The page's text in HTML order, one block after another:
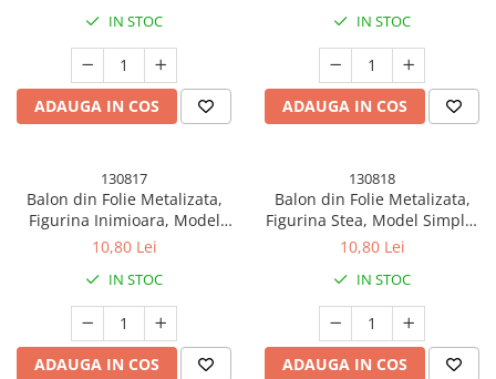
Inclus, Umflare cu Aer sau
Heliu, Roz
IN STOC
ADAUGA IN COS
Inclus, Umflare cu Aer sau
Heliu, Rosu
IN STOC
ADAUGA IN COS
130817
Balon din Folie Metalizata,
Figurina Inimioara, Model
Simplu, Tematica Iubire, 40
Inclus, Umflare cu Aer sau
Heliu, Verde
10,80 Lei
IN STOC
ADAUGA IN COS
130818
Balon din Folie Metalizata,
Figurina Stea, Model Simplu,
Tematica Aniversare, 40 cm,
Umflare cu Aer sau Heliu,
Auriu
10,80 Lei
IN STOC
ADAUGA IN COS